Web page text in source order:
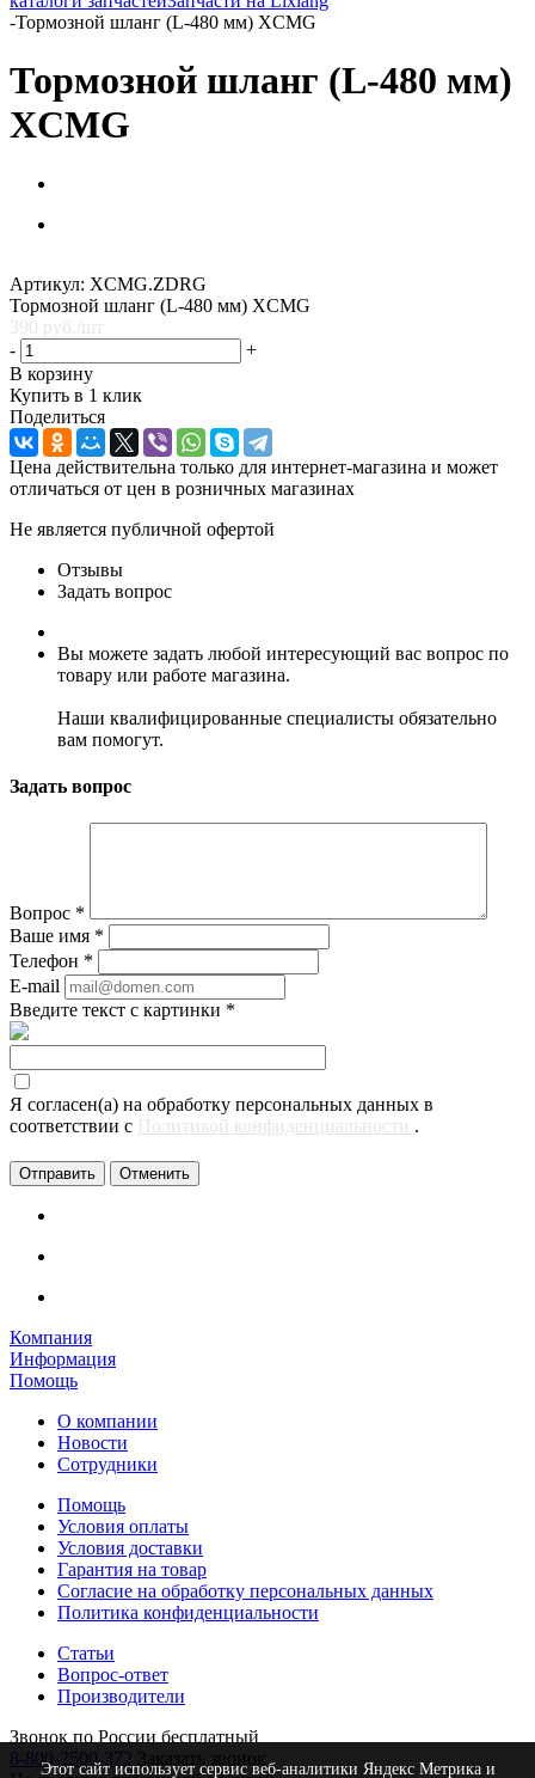
-Тормозной шланг (L-480 мм) XCMG
Тормозной шланг (L-480 мм)
XCMG
Артикул: XCMG.ZDRG
Тормозной шланг (L-480 мм) XCMG
390 руб.
/шт
-
+
В корзину
Купить в 1 клик
Поделиться
Цена действительна только для интернет-магазина и может
отличаться от цен в розничных магазинах
Не является публичной офертой
Отзывы
Задать вопрос
Вы можете задать любой интересующий вас вопрос по
товару или работе магазина.
Наши квалифицированные специалисты обязательно
вам помогут.
Задать вопрос
Вопрос *
Ваше имя *
Телефон *
E-mail
Введите текст с картинки *
Я согласен(а) на обработку персональных данных в
соответствии с Политикой конфиденциальности .
Отменить
Компания
Информация
Помощь
О компании
Новости
Сотрудники
Помощь
Условия оплаты
Условия доставки
Гарантия на товар
Согласие на обработку персональных данных
Политика конфиденциальности
Статьи
Вопрос-ответ
Производители
Звонок по России бесплатный
8-800-2500-372
Заказать звонок
Этот сайт использует сервис веб-аналитики Яндекс Метрика и